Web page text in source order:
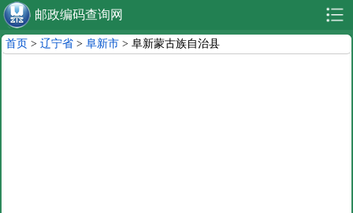
邮政编码查询网
首页 >辽宁省 >阜新市 > 阜新蒙古族自治县